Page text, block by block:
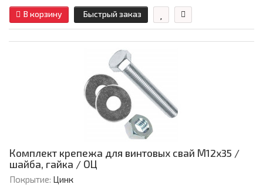
В корзину Быстрый заказ
Комплект крепежа для винтовых свай М12х35 /
шайба, гайка / ОЦ
Покрытие: Цинк